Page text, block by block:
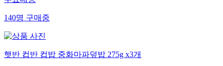
140명 구매중
햇반 컵반 컵밥 중화마파덮밥 275g x3개